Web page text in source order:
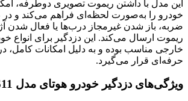
این مدل با داشتن ریموت تصویری دوطرفه،
خودرو را به‌صورت لحظه‌ای فراهم می‌کند و
ضربه، باز شدن غیرمجاز درب‌ها یا فعال شدن
ریموت ارسال می‌کند. این دزدگیر برای انواع
خارجی مناسب بوده و به دلیل امکانات کامل،
حرفه‌ای قرار می‌گیرد.
ویژگی‌های دزدگیر خودرو هوتای مدل A485 AMS11